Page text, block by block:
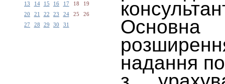
13
14 15 16 17 18
19
20
21 22 23 24 25
26
27
28 29 30 31
надання